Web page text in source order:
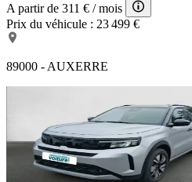
A partir de 311 € / mois
Prix du véhicule : 23 499 €
89000 - AUXERRE